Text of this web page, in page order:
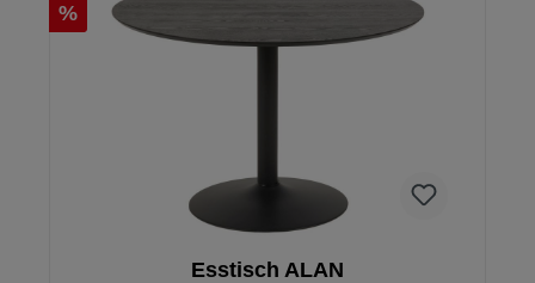
%
Esstisch ALAN